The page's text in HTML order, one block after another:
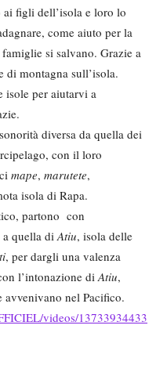
ai figli dell’isola e loro lo
come aiuto per la
si salvano. Grazie a
di montagna sull’isola.
isole per aiutarvi a
diversa da quella dei
con il loro
mape, marutete,
isola di Rapa.
partono con
a quella diAtiu, isola delle
, per dargli una valenza
l’intonazione diAtiu,
avvenivano nel Pacifico.
videos/13733934433